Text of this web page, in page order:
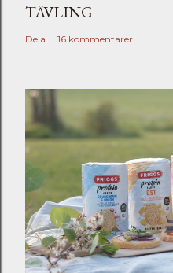
TÄVLING
Dela 16 kommentarer